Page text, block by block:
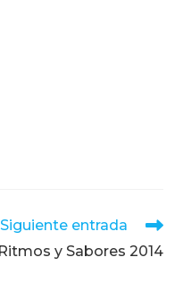
Siguiente entrada
y Sabores 2014